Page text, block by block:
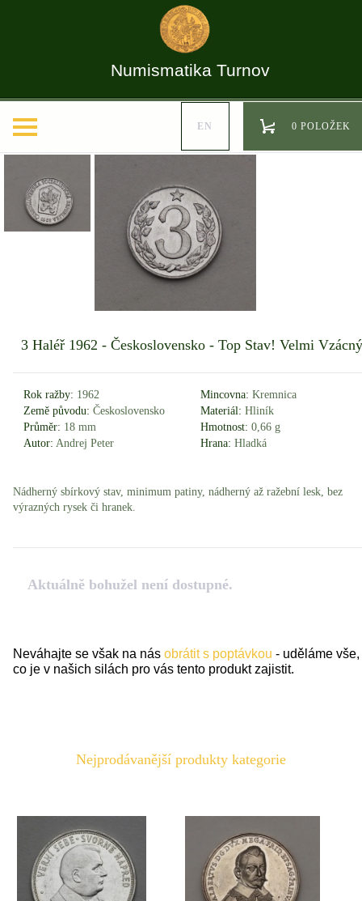
Numismatika Turnov
EN 0 POLOŽEK
3 Haléř 1962 - Československo - Top Stav! Velmi
Rok ražby: 1962 Mincovna: Kremnica
Země původu: Československo Materiál: Hliník
Průměr: 18 mm Hmotnost: 0,66 g
Autor: Andrej Peter Hrana: Hladká
Nádherný sbírkový stav, minimum patiny, nádherný až ražební lesk, bez
výrazných rysek či hranek.
Aktuálně bohužel není dostupné.
Neváhajte se však na nás obrátit s poptávkou - uděláme vše,
co je v našich silách pro vás tento produkt zajistit.
Nejprodávanější produkty kategorie